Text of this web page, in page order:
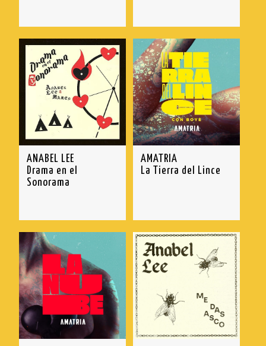
ANABEL LEE
Drama en el
Sonorama
AMATRIA
La Tierra del Lince